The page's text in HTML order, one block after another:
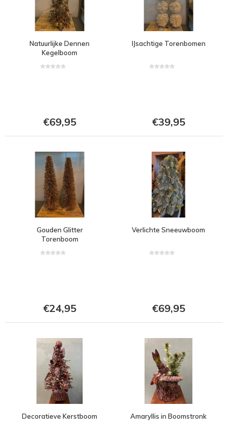
Natuurlijke Dennen
Kegelboom
€69,95
IJsachtige Torenbomen
€39,95
Gouden Glitter
Torenboom
€24,95
Verlichte Sneeuwboom
€69,95
Decoratieve Kerstboom Amaryllis in Boomstronk